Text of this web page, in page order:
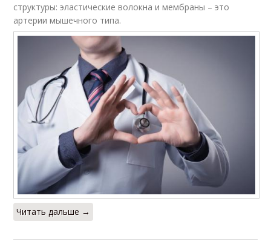
структуры: эластические волокна и мембраны – это
артерии мышечного типа.
Читать дальше →